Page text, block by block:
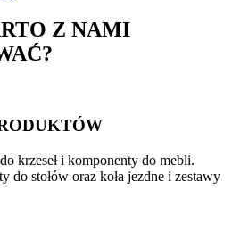
Z NAMI
krzeseł i komponenty do mebli.
do stołów oraz koła jezdne i zestawy